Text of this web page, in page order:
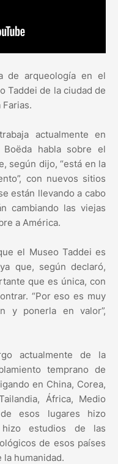
de arqueología en el
Taddei de la ciudad de
actualmente en
habla sobre el
según dijo, “está en la
con nuevos sitios
están llevando a cabo
cambiando las viejas
a América.
el Museo Taddei es
que, según declaró,
que es única, con
“Por eso es muy
y ponerla en valor”,
actualmente de la
temprano de
en China, Corea,
África, Medio
esos lugares hizo
estudios de las
de esos países
humanidad.